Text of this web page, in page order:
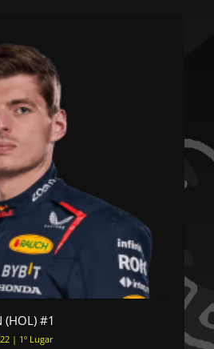
(HOL) #1
| 1º Lugar